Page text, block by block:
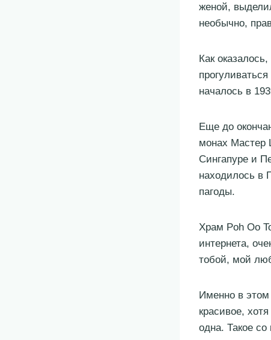
женой,
необычно,
Как
началось в
Еще до
монах Мастер
Сингапуре и
находилось в
пагоды.
Храм Poh Oo
интернета,
тобой, мой
Именно в этом
красивое,
одна. Такое